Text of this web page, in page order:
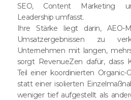
SEO, Content Marketing
Leadership umfasst.
Ihre Stärke liegt darin, AEO-
Umsatzergebnissen zu
Unternehmen mit langen,
sorgt RevenueZen dafür, dass
Teil einer koordinierten
statt einer isolierten
weniger tief aufgestellt als